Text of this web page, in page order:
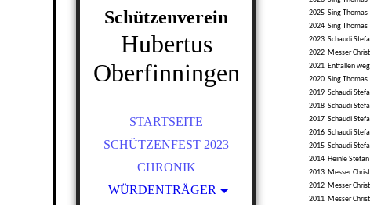
Schützenverein
Hubertus
Oberfinningen
STARTSEITE
SCHÜTZENFEST 2023
CHRONIK
WÜRDENTRÄGER